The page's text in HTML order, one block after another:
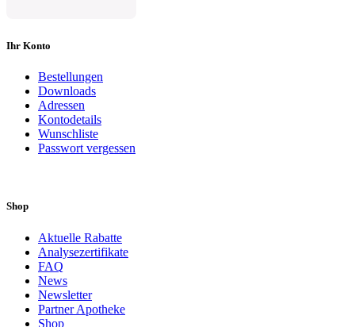
Ihr Konto
Bestellungen
Downloads
Adressen
Kontodetails
Wunschliste
Passwort vergessen
Shop
Aktuelle Rabatte
Analysezertifikate
FAQ
News
Newsletter
Partner Apotheke
Shop